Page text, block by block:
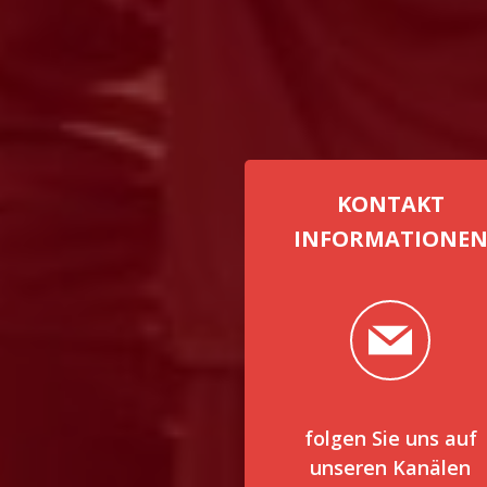
KONTAKT
INFORMATIONEN
folgen Sie uns auf
unseren Kanälen